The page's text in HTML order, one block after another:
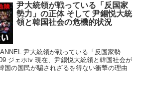
尹大統領が戦っている「反国家
勢力」の正体 そして 尹錫悦大統
領と韓国社会の危機的状況
尹大統領が戦っている「反国家勢
ジェホtv 現在、尹錫悦大統領と韓国社会が
国の国民が騙されざるを得ない衝撃の理由